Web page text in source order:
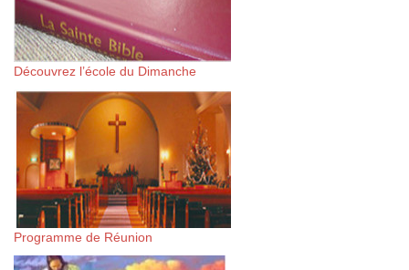
Découvrez l’école du Dimanche
Programme de Réunion